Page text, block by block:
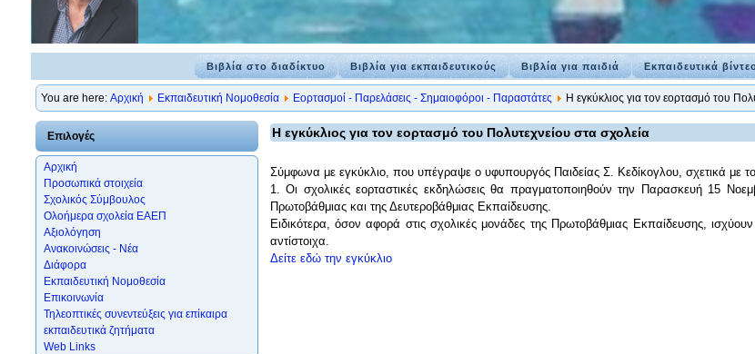
Βιβλία στο διαδίκτυο Βιβλία για εκπαιδευτικούς Βιβλία για παιδιά Εκπαιδευτικά
You are here: Αρχική Εκπαιδευτική Νομοθεσία Εορτασμοί - Παρελάσεις - Σημαιοφόροι - Παραστάτες Η εγκύκλιος για τον εορτασμό του
Επιλογές
Αρχική
Προσωπικά στοιχεία
Σχολικός Σύμβουλος
Ολοήμερα σχολεία ΕΑΕΠ
Αξιολόγηση
Ανακοινώσεις - Νέα
Διάφορα
Εκπαιδευτική Νομοθεσία
Επικοινωνία
Τηλεοπτικές συνεντεύξεις για επίκαιρα
εκπαιδευτικά ζητήματα
Web Links
Η εγκύκλιος για τον εορτασμό του Πολυτεχνείου στα σχολεία
Σύμφωνα με εγκύκλιο, που υπέγραψε ο υφυπουργός Παιδείας Σ. Κεδίκογλου, σχετικά με
1. Οι σχολικές εορταστικές εκδηλώσεις θα πραγματοποιηθούν την Παρασκευή 15
Πρωτοβάθμιας και της Δευτεροβάθμιας Εκπαίδευσης.
Ειδικότερα, όσον αφορά στις σχολικές μονάδες της Πρωτοβάθμιας Εκπαίδευσης,
αντίστοιχα.
Δείτε εδώ την εγκύκλιο